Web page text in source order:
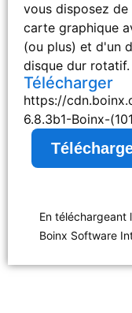
vous disposez de
carte graphique
(ou plus) et d'un
disque dur rotatif.
Télécharger
https://
6.8.3b1-Boinx-
En téléchargeant
Boinx Software